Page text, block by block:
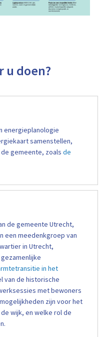
u doen?
energieplanologie
samenstellen,
gemeente, zoals de
de gemeente Utrecht,
een meedenkgroep van
in Utrecht,
in het
van de historische
met bewoners
zijn voor het
wijk, en welke rol de